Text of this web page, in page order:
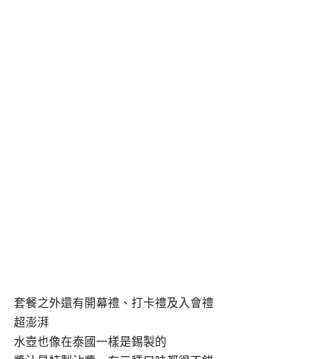
套餐之外還有開幕禮、打卡禮及入會禮
超澎湃
水壺也像在泰國一樣是錫製的